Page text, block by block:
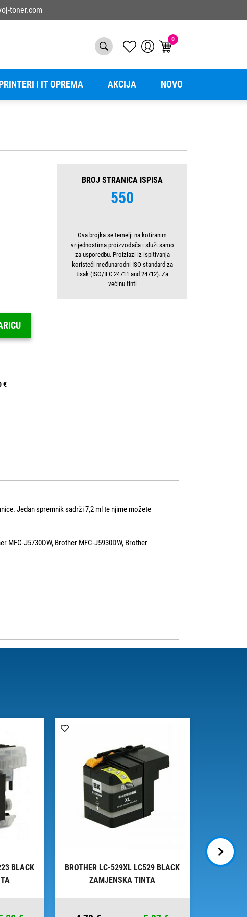
toner.com
0
I IT OPREMA AKCIJA NOVO
€
BROJ STRANICA ISPISA
550
Ova brojka se temelji na kotiranim
vrijednostima proizvođača i služi samo
za usporedbu. Proizlazi iz ispitivanja
koristeći međunarodni ISO standard za
tisak (ISO/IEC 24711 and 24712). Za
većinu tinti
Jedan spremnik sadrži 7,2 ml te njime možete
MFC-J5730DW, Brother MFC-J5930DW, Brother
BLACK
BROTHER LC-529XL LC529 BLACK
ZAMJENSKA TINTA